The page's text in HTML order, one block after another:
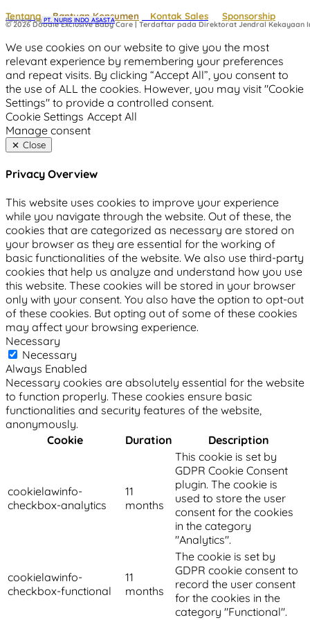
Tentang Bantuan Konsumen Kontak Sales Sponsorship
© 2026 Doodle Exclusive Baby Care | Terdaftar pada Direktorat Jendral Kekayaan
Powered by PT. NURIS INDO ASASTA
We use cookies on our website to give you the most
relevant experience by remembering your preferences
and repeat visits. By clicking “Accept All”, you consent to
the use of ALL the cookies. However, you may visit "Cookie
Settings" to provide a controlled consent.
Cookie Settings Accept All
Manage consent
Close
Privacy Overview
This website uses cookies to improve your experience
while you navigate through the website. Out of these, the
cookies that are categorized as necessary are stored on
your browser as they are essential for the working of
basic functionalities of the website. We also use third-party
cookies that help us analyze and understand how you use
this website. These cookies will be stored in your browser
only with your consent. You also have the option to opt-out
of these cookies. But opting out of some of these cookies
may affect your browsing experience.
Necessary
Necessary
Always Enabled
Necessary cookies are absolutely essential for the website
to function properly. These cookies ensure basic
functionalities and security features of the website,
anonymously.
Cookie
Duration Description
cookielawinfo-
checkbox-analytics
11
months
This cookie is set by
GDPR Cookie Consent
plugin. The cookie is
used to store the user
consent for the cookies
in the category
"Analytics".
cookielawinfo-
checkbox-functional
11
months
The cookie is set by
GDPR cookie consent to
record the user consent
for the cookies in the
category "Functional".